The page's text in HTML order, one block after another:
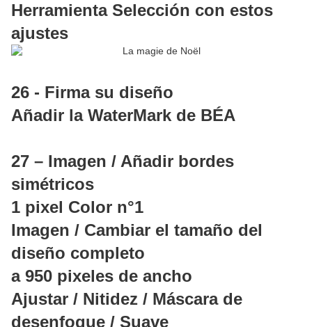
Herramienta Selección con estos
ajustes
26 - Firma su diseño
Añadir la WaterMark de BÉA
27 – Imagen / Añadir bordes
simétricos
1 pixel Color n°1
Imagen / Cambiar el tamaño del
diseño completo
a 950 pixeles de ancho
Ajustar / Nitidez / Máscara de
desenfoque / Suave